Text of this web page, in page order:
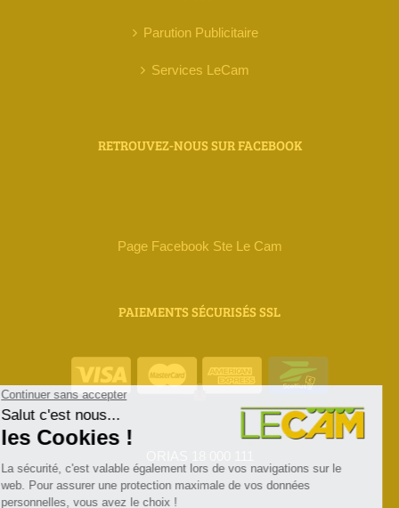
Parution Publicitaire
Services LeCam
RETROUVEZ-NOUS SUR FACEBOOK
Page Facebook Ste Le Cam
PAIEMENTS SÉCURISÉS SSL